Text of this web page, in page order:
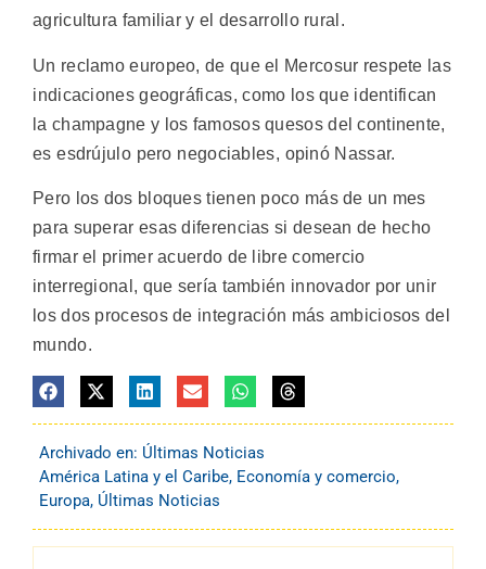
agricultura familiar y el desarrollo rural.
Un reclamo europeo, de que el Mercosur respete las
indicaciones geográficas, como los que identifican
la champagne y los famosos quesos del continente,
es esdrújulo pero negociables, opinó Nassar.
Pero los dos bloques tienen poco más de un mes
para superar esas diferencias si desean de hecho
firmar el primer acuerdo de libre comercio
interregional, que sería también innovador por unir
los dos procesos de integración más ambiciosos del
mundo.
Archivado en: Últimas Noticias
América Latina y el Caribe, Economía y comercio,
Europa, Últimas Noticias